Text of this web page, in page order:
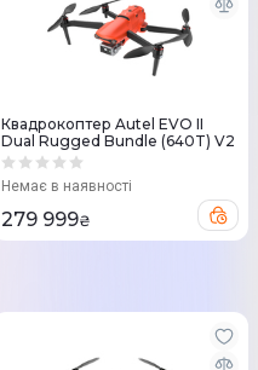
Квадрокоптер Autel EVO II
Dual Rugged Bundle (640T) V2
Немає в наявності
279 999₴